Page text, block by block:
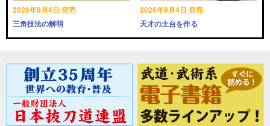
2026年8月4日 発売
三角技法の解明
2026年8月4日 発売
天才の土台を作る